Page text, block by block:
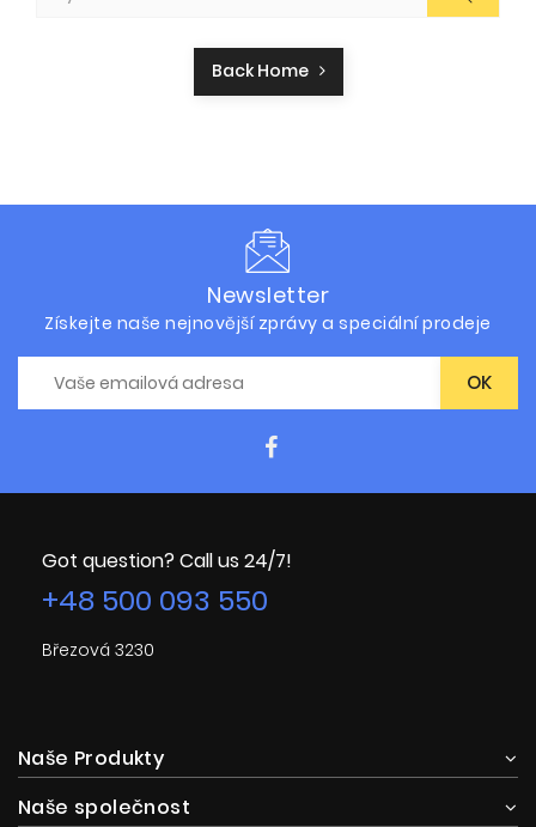
Back Home
Newsletter
Získejte naše nejnovější zprávy a speciální prodeje
Got question? Call us 24/7!
+48 500 093 550
Březová 3230
Naše Produkty
Naše společnost